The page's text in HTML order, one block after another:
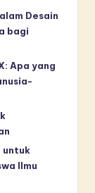
Desain
bagi
Apa yang
untuk
Ilmu